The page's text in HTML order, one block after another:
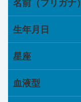
生年月日
星座
血液型